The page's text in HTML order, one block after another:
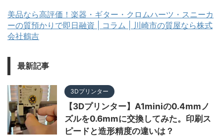
美品なら高評価！楽器・ギター・クロムハーツ・スニーカ
ーの質預かりで即日融資 | コラム | 川崎市の質屋なら株式
会社鶴吉
最新記事
3Dプリンター
【3Dプリンター】A1miniの0.4mmノ
ズルを0.6mmに交換してみた。印刷ス
ピードと造形精度の違いは？